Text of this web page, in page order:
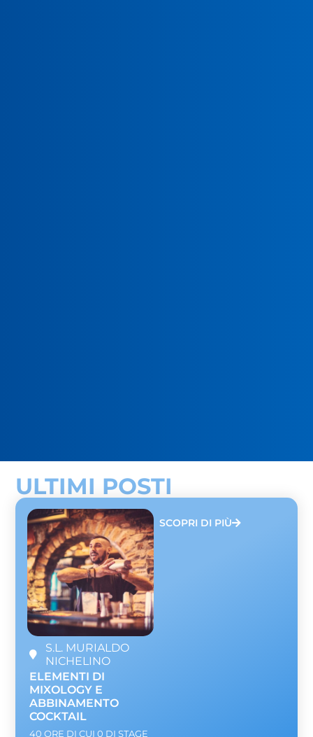
ULTIMI POSTI
S.L. MURIALDO
NICHELINO
ELEMENTI DI
MIXOLOGY E
ABBINAMENTO
COCKTAIL
40 ORE DI CUI 0 DI STAGE
SCOPRI DI PIÙ